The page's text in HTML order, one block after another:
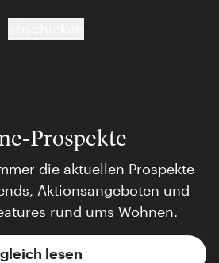
Prospekte
die aktuellen Prospekte
Aktionsangeboten und
rund ums Wohnen.
gleich lesen